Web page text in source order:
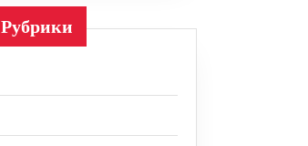
Рубрики